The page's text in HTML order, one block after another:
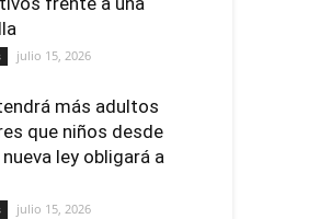
julio 15, 2026
más adultos
que niños desde
ley obligará a
julio 15, 2026